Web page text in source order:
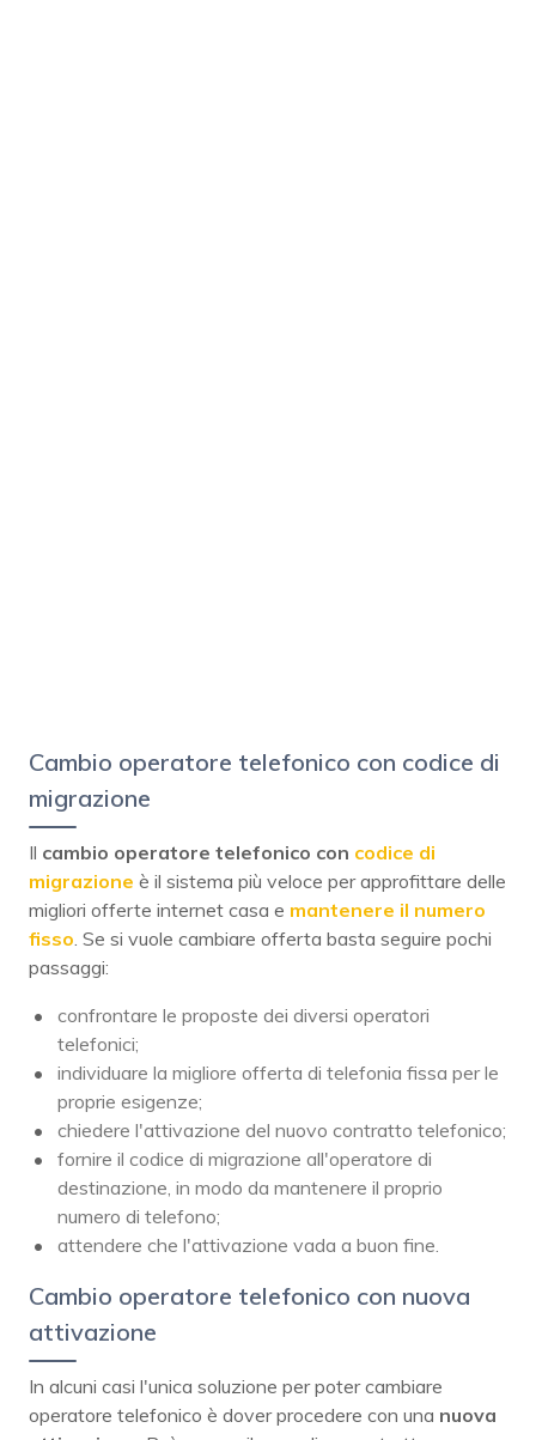
Cambio operatore telefonico con codice di
migrazione
Il cambio operatore telefonico con codice di
migrazione è il sistema più veloce per approfittare delle
migliori offerte internet casa e mantenere il numero
fisso. Se si vuole cambiare offerta basta seguire pochi
passaggi:
confrontare le proposte dei diversi operatori
telefonici;
individuare la migliore offerta di telefonia fissa per le
proprie esigenze;
chiedere l'attivazione del nuovo contratto telefonico;
fornire il codice di migrazione all'operatore di
destinazione, in modo da mantenere il proprio
numero di telefono;
attendere che l'attivazione vada a buon fine.
Cambio operatore telefonico con nuova
attivazione
In alcuni casi l'unica soluzione per poter cambiare
operatore telefonico è dover procedere con una nuova